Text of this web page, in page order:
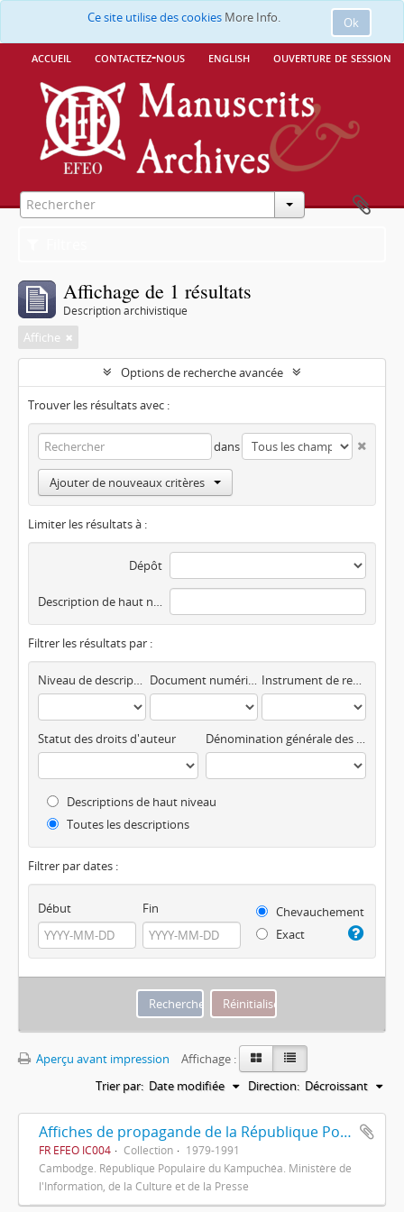
Ok
Ce site utilise des cookies More Info.
accueil contactez-nous english ouverture de session
Affichage de 1 résultats
Description archivistique
Affiche
Options de recherche avancée
Trouver les résultats avec :
dans
Ajouter de nouveaux critères
Limiter les résultats à :
Dépôt
Description de haut niveau
Filtrer les résultats par :
Niveau de description Document numérisé disponible Instrument de recherche
Statut des droits d'auteur Dénomination générale des documents
Descriptions de haut niveau
Toutes les descriptions
Filtrer par dates :
Début Fin
Chevauchement
Exact
Aperçu avant impression
Affichage :
Trier par: Date modifiée Direction: Décroissant
Affiches de propagande de la République Populaire du Kampuchéa
FR EFEO IC004 Collection
1979-1991
Cambodge. République Populaire du Kampuchéa. Ministère de
l'Information, de la Culture et de la Presse